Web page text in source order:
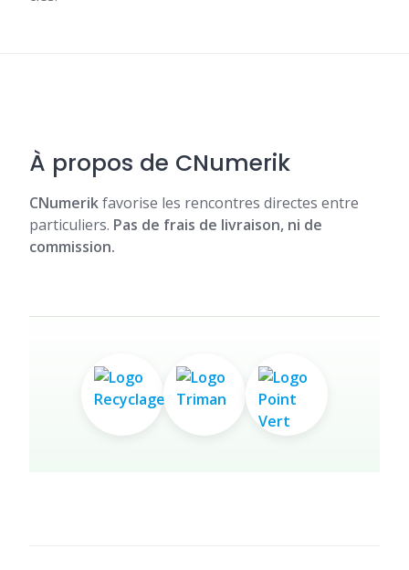
À propos de CNumerik
CNumerikfavorise les rencontres directes entre
particuliers. Pas de frais de livraison, ni de
commission.